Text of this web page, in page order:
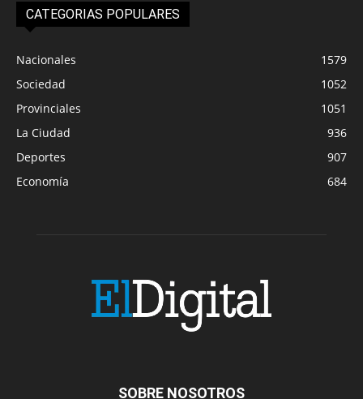
CATEGORIAS POPULARES
Nacionales
1579
Sociedad
1052
Provinciales
1051
La Ciudad
936
Deportes
907
Economía
684
SOBRE NOSOTROS